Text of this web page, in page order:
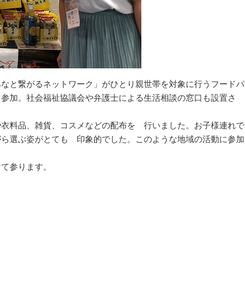
と繋がるネットワーク」がひとり親世帯を対象に行うフードパ
加。社会福祉協議会や弁護士による生活相談の窓口も設置さ
料品、雑貨、コスメなどの配布を 行いました。お子様連れで
選ぶ姿がとても 印象的でした。このような地域の活動に参加
参ります。